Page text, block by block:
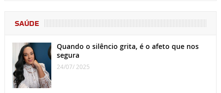
SAÚDE
Quando o silêncio grita, é o afeto que nos
segura
24/07/ 2025